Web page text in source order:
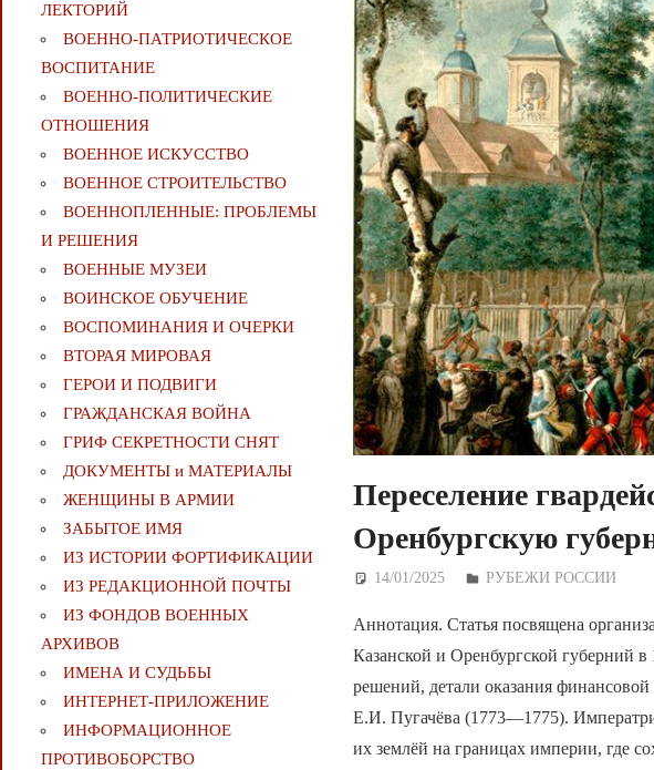
Переселение
Оренбургскую
14/01/2025 Дежурный по Редакции
РУБЕЖИ РОССИИ
Аннотация. Статья посвящена
Казанской и Оренбургской губерний
решений, детали оказания
Е.И. Пугачёва (1773—1775).
их землёй на границах империи, где
ЛЕКТОРИЙ
ВОЕННО-ПАТРИОТИЧЕСКОЕ
ВОСПИТАНИЕ
ВОЕННО-ПОЛИТИЧЕСКИE
ОТНОШЕНИЯ
ВОЕННОЕ ИСКУССТВО
ВОЕННОЕ СТРОИТЕЛЬСТВО
ВОЕННОПЛЕННЫЕ: ПРОБЛЕМЫ
И РЕШЕНИЯ
ВОЕННЫЕ МУЗЕИ
ВОИНСКОЕ ОБУЧЕНИЕ
ВОСПОМИНАНИЯ И ОЧЕРКИ
ВТОРАЯ МИРОВАЯ
ГЕРОИ И ПОДВИГИ
ГРАЖДАНСКАЯ ВОЙНА
ГРИФ СЕКРЕТНОСТИ СНЯТ
ДОКУМЕНТЫ и МАТЕРИАЛЫ
ЖЕНЩИНЫ В АРМИИ
ЗАБЫТОЕ ИМЯ
ИЗ ИСТОРИИ ФОРТИФИКАЦИИ
ИЗ РЕДАКЦИОННОЙ ПОЧТЫ
ИЗ ФОНДОВ ВОЕННЫХ
АРХИВОВ
ИМЕНА И СУДЬБЫ
ИНТЕРНЕТ-ПРИЛОЖЕНИЕ
ИНФОРМАЦИОННОЕ
ПРОТИВОБОРСТВО